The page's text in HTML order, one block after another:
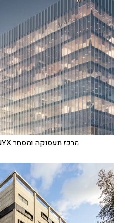
מרכז תעסוקה ומסחר ONYX, צומת סביון